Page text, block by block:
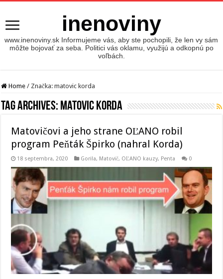
inenoviny
www.inenoviny.sk Informujeme vás, aby ste pochopili, že len vy sám
môžte bojovať za seba. Politici vás oklamu, využijú a odkopnú po
voľbách.
Home / Značka:matovic korda
Tag Archives: matovic korda
Matovičovi a jeho strane OĽANO robil
program Peňták Špirko (nahral Korda)
18 septembra, 2020 Gorila, Matovič, OĽANO kauzy, Penta 0